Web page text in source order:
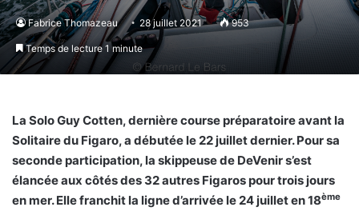
Fabrice Thomazeau 28 juillet 2021 953
Temps de lecture 1 minute
La Solo Guy Cotten, dernière course préparatoire avant la
Solitaire du Figaro, a débutée le 22 juillet dernier. Pour sa
seconde participation, la skippeuse de DeVenir s’est
élancée aux côtés des 32 autres Figaros pour trois jours
en mer. Elle franchit la ligne d’arrivée le 24 juillet en 18ème